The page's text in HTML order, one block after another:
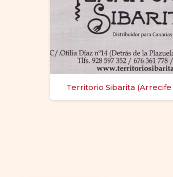
Territorio Sibarita